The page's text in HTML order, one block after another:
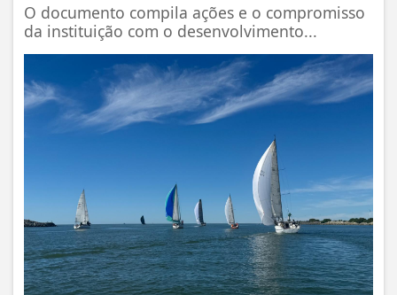
O documento compila ações e o compromisso
da instituição com o desenvolvimento...